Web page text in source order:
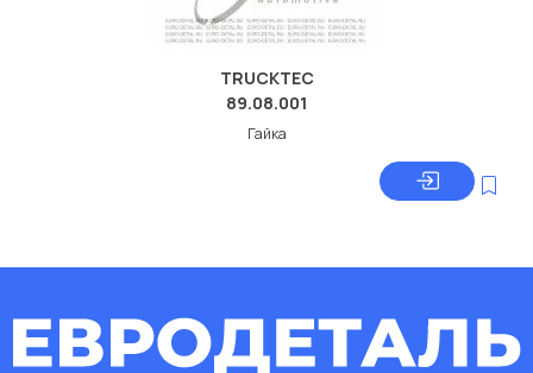
TRUCKTEC
89.08.001
Гайка